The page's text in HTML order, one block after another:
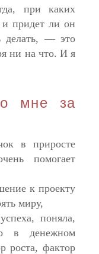
при каких
и придет ли он
делать, — это
ни на что. И я
мне за
в приросте
помогает
к проекту
миру,
поняла,
в денежном
роста, фактор